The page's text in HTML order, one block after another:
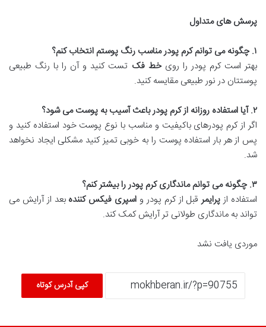
پرسش های متداول
۱.چگونه می توانم کرم پودر مناسب رنگ پوستم انتخاب کنم؟
بهتر است کرم پودر را رویخط فک تست کنید و آن را با رنگ طبیعی
پوستتان در نور طبیعی مقایسه کنید.
۲.آیا استفاده روزانه از کرم پودر باعث آسیب به پوست می شود؟
اگر از کرم پودرهای باکیفیت و مناسب با نوع پوست خود استفاده کنید و
پس از هر بار استفاده پوست را به خوبی تمیز کنید مشکلی ایجاد نخواهد
شد.
۳.چگونه می توانم ماندگاری کرم پودر را بیشتر کنم؟
استفاده ازپرایمرقبل از کرم پودر و اسپری فیکس کننده بعد از آرایش می
تواند به ماندگاری طولانی تر آرایش کمک کند.
موردی یافت نشد
کپی آدرس کوتاه